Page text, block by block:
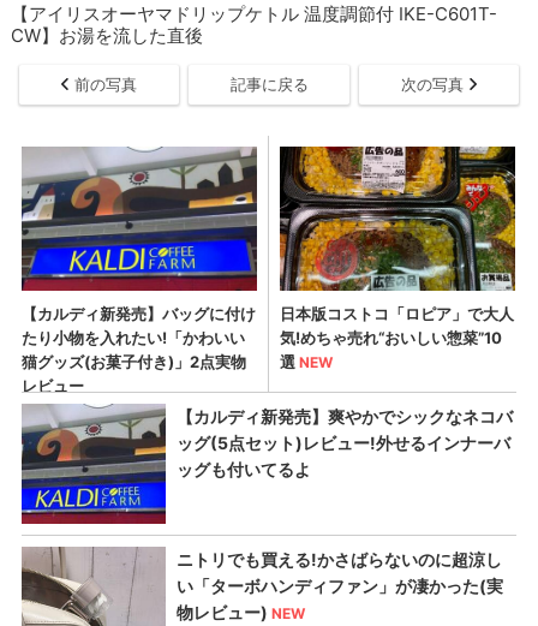
【アイリスオーヤマドリップケトル 温度調節付 IKE-C601T-
CW】お湯を流した直後
前の写真 記事に戻る 次の写真